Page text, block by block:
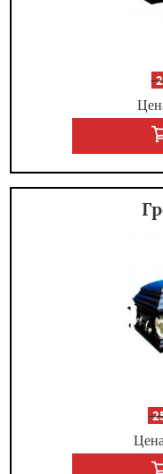
-
-